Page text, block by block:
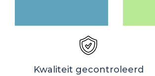
Kwaliteit gecontroleerd